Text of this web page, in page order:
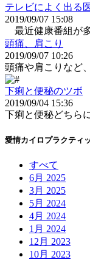
テレビによく出る
2019/09/07 15:08
最近健康番組が
頭痛、肩こり
2019/09/07 10:26
頭痛や肩こりなど
下痢と便秘のツボ
2019/09/04 15:36
下痢と便秘どちら
愛情カイロプラクティ
すべて
6月 2025
3月 2025
5月 2024
4月 2024
1月 2024
12月 2023
10月 2023